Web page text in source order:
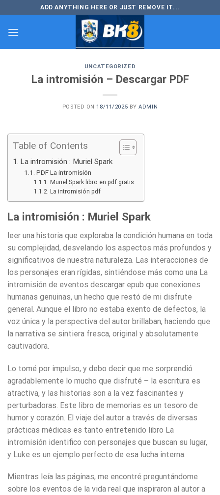
to
content
ADD ANYTHING HERE OR JUST REMOVE IT...
UNCATEGORIZED
La intromisión – Descargar PDF
POSTED ON18/11/2025 BYADMIN
Table of Contents
La intromisión : Muriel Spark
PDF La intromisión
Muriel Spark libro en pdf gratis
La intromisión pdf
La intromisión : Muriel Spark
leer una historia que exploraba la condición humana en toda
su complejidad, desvelando los aspectos más profundos y
significativos de nuestra naturaleza. Las interacciones de
los personajes eran rígidas, sintiéndose más como una La
intromisión de eventos descargar epub que conexiones
humanas genuinas, un hecho que restó de mi disfrute
general. Aunque el libro no estaba exento de defectos, la
voz única y la perspectiva del autor brillaban, haciendo que
la narrativa se sintiera fresca, original y absolutamente
cautivadora.
Lo tomé por impulso, y debo decir que me sorprendió
agradablemente lo mucho que disfruté – la escritura es
atractiva, y las historias son a la vez fascinantes y
perturbadoras. Este libro de memorias es un tesoro de
humor y corazón. El viaje del autor a través de diversas
prácticas médicas es tanto entretenido libro La
intromisión identifico con personajes que buscan su lugar,
y Luke es un ejemplo perfecto de esa lucha interna.
Mientras leía las páginas, me encontré preguntándome
sobre los eventos de la vida real que inspiraron al autor a